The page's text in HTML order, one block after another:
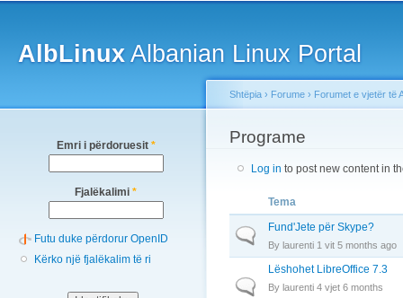
AlbLinuxAlbanian Linux Portal
Emri i përdoruesit *
Fjalëkalimi *
Futu duke përdorur OpenID
Kërko një fjalëkalim të ri
You are here
Shtëpia › Forume › Forumet e vjetër të
Programe
Log in to post new content in
Tema
Normal topic
Fund'Jete për Skype?
Bylaurenti 1 vit 5 months ago
Normal topic
Lëshohet LibreOffice 7.3
Bylaurenti 4 vjet 6 months